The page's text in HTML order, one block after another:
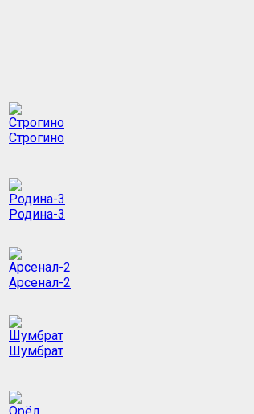
Строгино
Родина-3
Арсенал-2
Шумбрат